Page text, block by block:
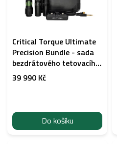
Critical Torque Ultimate
Precision Bundle - sada
bezdrátového tetovacího
strojku 3,5 / 3,8 / 4,2 mm
zdvih
39 990 Kč
Do košíku